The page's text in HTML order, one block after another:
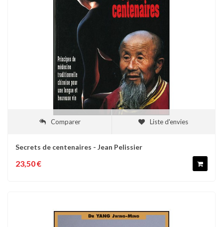
Comparer Liste d'envies
Secrets de centenaires - Jean Pelissier
23,50 €